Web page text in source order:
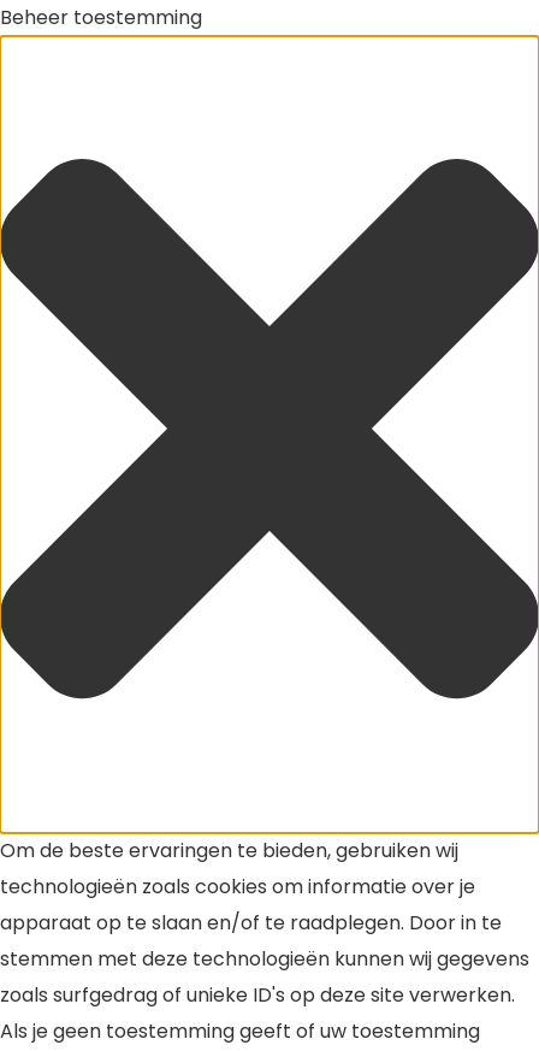
Beheer toestemming
Om de beste ervaringen te bieden, gebruiken wij
technologieën zoals cookies om informatie over je
apparaat op te slaan en/of te raadplegen. Door in te
stemmen met deze technologieën kunnen wij gegevens
zoals surfgedrag of unieke ID's op deze site verwerken.
Als je geen toestemming geeft of uw toestemming